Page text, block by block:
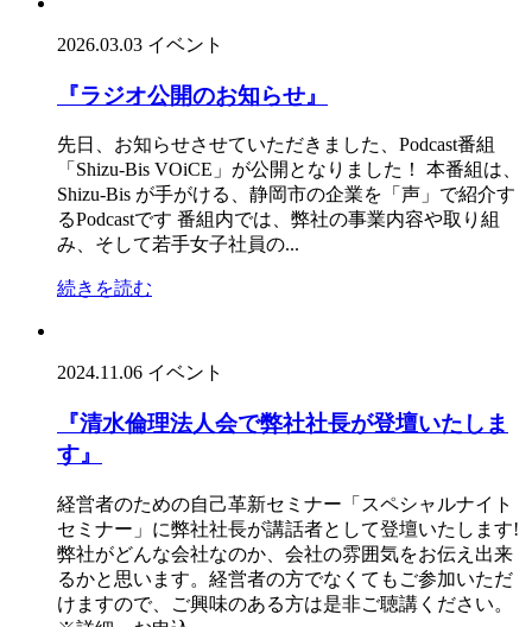
2026.03.03 イベント
『ラジオ公開のお知らせ』
先日、お知らせさせていただきました、Podcast番組
「Shizu-Bis VOiCE」が公開となりました！ 本番組は、
Shizu-Bis が手がける、静岡市の企業を「声」で紹介す
るPodcastです 番組内では、弊社の事業内容や取り組
み、そして若手女子社員の...
続きを読む
2024.11.06 イベント
『清水倫理法人会で弊社社長が登壇いたしま
す』
経営者のための自己革新セミナー「スペシャルナイト
セミナー」に弊社社長が講話者として登壇いたします!
弊社がどんな会社なのか、会社の雰囲気をお伝え出来
るかと思います。経営者の方でなくてもご参加いただ
けますので、ご興味のある方は是非ご聴講ください。